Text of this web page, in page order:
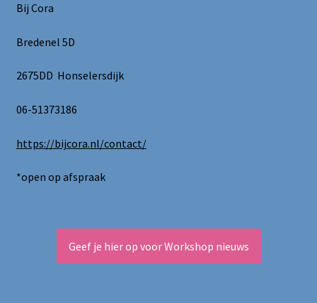
Bij Cora
Bredenel 5D
2675DD Honselersdijk
06-51373186
https://bijcora.nl/contact/
*open op afspraak
Geef je hier op voor Workshop nieuws